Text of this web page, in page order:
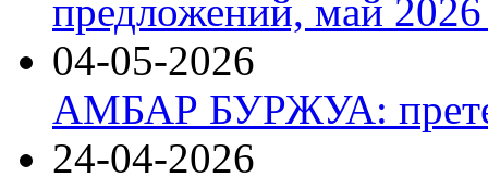
предложений, май 2026
04-05-2026
АМБАР БУРЖУА:
24-04-2026